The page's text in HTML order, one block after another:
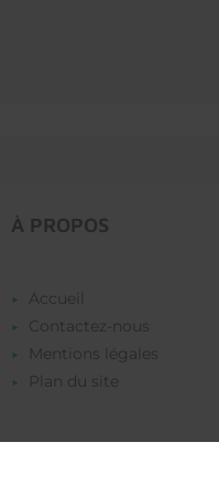
À PROPOS
Accueil
Contactez-nous
Mentions légales
Plan du site